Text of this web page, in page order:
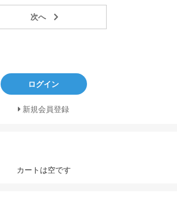
ログイン
新規会員登録
カートは空です